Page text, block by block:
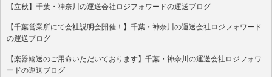
【立秋】千葉・神奈川の運送会社ロジフォワードの運送ブログ
【千葉営業所にて会社説明会開催！】千葉・神奈川の運送会社ロジフォワード
の運送ブログ
【楽器輸送のご用命いただいております】千葉・神奈川の運送会社ロジフォワ
ードの運送ブログ